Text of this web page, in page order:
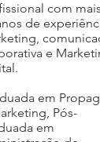
com
de
e
em
Pós-
em